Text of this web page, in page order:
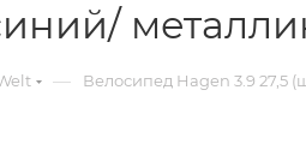
— Велосипед Hagen 3.9 27,5